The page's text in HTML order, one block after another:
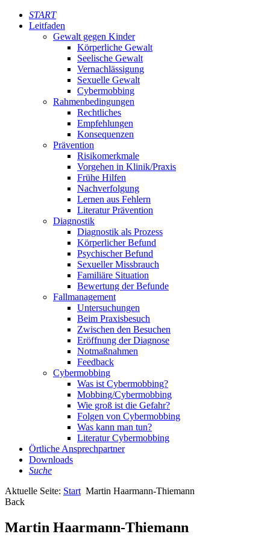
START
Leitfaden
Gewalt gegen Kinder
Körperliche Gewalt
Seelische Gewalt
Vernachlässigung
Sexuelle Gewalt
Cybermobbing
Rahmenbedingungen
Rechtliches
Empfehlungen
Konsequenzen
Prävention
Risikomerkmale
Vorgehen in Klinik/Praxis
Frühe Hilfen
Nachverfolgung
Lernen aus Fehlern
Literatur Prävention
Diagnostik
Diagnostik als Prozess
Körperlicher Befund
Psychischer Befund
Sexueller Missbrauch
Familiäre Situation
Bewertung der Befunde
Fallmanagement
Untersuchungen
Beim Praxisbesuch
Zwischen den Besuchen
Eröffnung der Diagnose
Notmaßnahmen
Feedback
Cybermobbing
Was ist Cybermobbing?
Mobbing/Cybermobbing
Wie groß ist die Gefahr?
Folgen von Cybermobbing
Was kann man tun?
Literatur Cybermobbing
Örtliche Ansprechpartner
Downloads
Suche
Aktuelle Seite: Start Martin Haarmann-Thiemann
Back
Martin Haarmann-Thiemann